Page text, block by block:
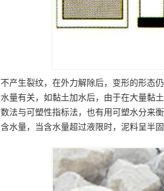
产生裂纹，在外力解除后，变形的形态
量有关，如黏土加水后，由于在大量黏
法与可塑性指标法，也有用可塑水分来
水量，当含水量超过液限时，泥料呈半